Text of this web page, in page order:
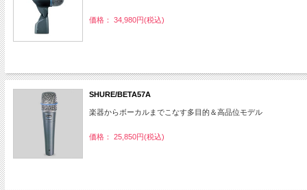
価格： 34,980円(税込)
SHURE/BETA57A
楽器からボーカルまでこなす多目的＆高品位モデル
価格： 25,850円(税込)